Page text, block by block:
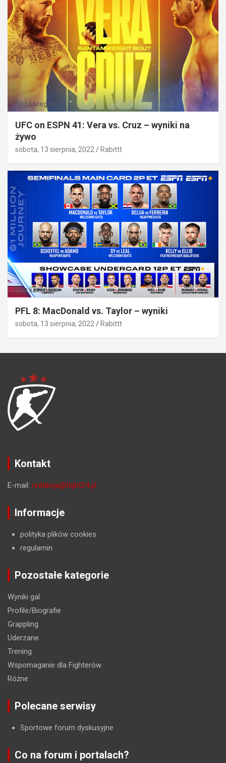
Bez kategorii
UFC on ESPN 41: Vera vs. Cruz – wyniki na
żywo
sobota, 13 sierpnia, 2022 Rabittt
Bez kategorii
PFL 8: MacDonald vs. Taylor – wyniki
sobota, 13 sierpnia, 2022 Rabittt
Kontakt
E-mail: redakcja@fight24.pl
Informacje
polityka plików cookies
regulamin
Pozostałe kategorie
Wyniki gal
Profile/Biografie
Grappling
Uderzane
Trening
Wspomaganie dla Fighterów
Różne
Polecane serwisy
Sportowe forum dyskusyjne
Co na forum i portalach?